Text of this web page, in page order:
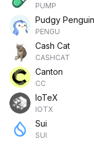
PUMP
Pudgy
PENGU
Cash Cat
CASHCAT
Canton
CC
IoTeX
IOTX
Sui
SUI